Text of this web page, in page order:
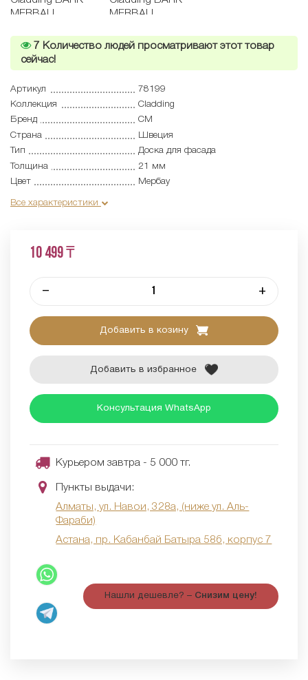
7 Количество людей просматривают этот товар
сейчас!
Артикул
78199
Коллекция
Cladding
Бренд
CM
Страна
Швеция
Тип
Доска для фасада
Толщина
21 мм
Цвет
Мербау
Все характеристики
10 499 ₸
– +
Добавить в козину
Добавить в избранное
Консультация WhatsApp
Курьером завтра - 5 000 тг.
Пункты выдачи:
Алматы, ул. Навои, 328а, (ниже ул. Аль-
Фараби)
Астана, пр. Кабанбай Батыра 58б, корпус 7
Нашли дешевле? – Снизим цену!